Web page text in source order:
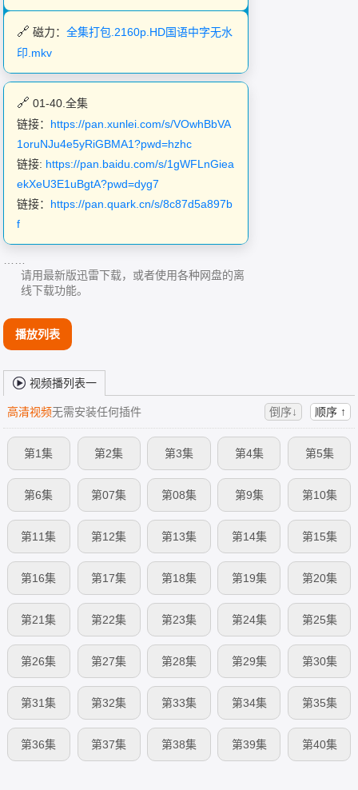
磁力：全集打包.2160p.HD国语中字无水
印.mkv
01-40.全集
链接： https://pan.xunlei.com/s/VOwhBbVA
1oruNJu4e5yRiGBMA1?pwd=hzhc
链接: https://pan.baidu.com/s/1gWFLnGiea
ekXeU3E1uBgtA?pwd=dyg7
链接： https://pan.quark.cn/s/8c87d5a897b
f
请用最新版迅雷下载，或者使用各种网盘的离
线下载功能。
播放列表
视频播列表一
高清视频无需安装任何插件 倒序↓ 顺序 ↑
第1集 第2集 第3集 第4集 第5集
第6集 第07集 第08集 第9集 第10集
第11集 第12集 第13集 第14集 第15集
第16集 第17集 第18集 第19集 第20集
第21集 第22集 第23集 第24集 第25集
第26集 第27集 第28集 第29集 第30集
第31集 第32集 第33集 第34集 第35集
第36集 第37集 第38集 第39集 第40集